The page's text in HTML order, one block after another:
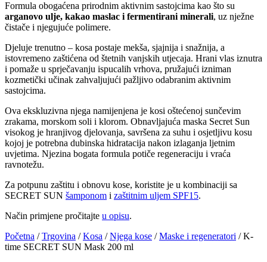
Formula obogaćena prirodnim aktivnim sastojcima kao što su
arganovo ulje, kakao maslac i fermentirani minerali, uz nježne
čistače i njegujuće polimere.
Djeluje trenutno – kosa postaje mekša, sjajnija i snažnija, a
istovremeno zaštićena od štetnih vanjskih utjecaja. Hrani vlas iznutra
i pomaže u sprječavanju ispucalih vrhova, pružajući izniman
kozmetički učinak zahvaljujući pažljivo odabranim aktivnim
sastojcima.
Ova ekskluzivna njega namijenjena je kosi oštećenoj sunčevim
zrakama, morskom soli i klorom. Obnavljajuća maska Secret Sun
visokog je hranjivog djelovanja, savršena za suhu i osjetljivu kosu
kojoj je potrebna dubinska hidratacija nakon izlaganja ljetnim
uvjetima. Njezina bogata formula potiče regeneraciju i vraća
ravnotežu.
Za potpunu zaštitu i obnovu kose, koristite je u kombinaciji sa
SECRET SUN šamponom i zaštitnim uljem SPF15.
Način primjene pročitajte u opisu.
Početna /Trgovina /Kosa /Njega kose /Maske i regeneratori / K-
time SECRET SUN Mask 200 ml